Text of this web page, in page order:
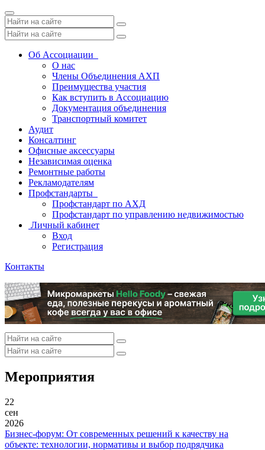
Toggle
navigation
Об Ассоциации
О нас
Члены Объединения АХП
Преимущества участия
Как вступить в Ассоциацию
Документация объединения
Транспортный комитет
Аудит
Консалтинг
Офисные аксессуары
Независимая оценка
Ремонтные работы
Рекламодателям
Профстандарты
Профстандарт по АХД
Профстандарт по управлению недвижимостью
Личный кабинет
Вход
Регистрация
Контакты
Мероприятия
22
сен
2026
Бизнес-форум: От современных решений к качеству на
объекте: технологии, нормативы и выбор подрядчика